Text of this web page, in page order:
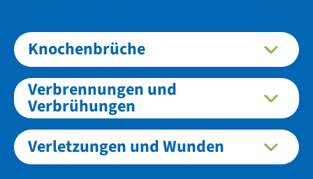
Knochenbrüche
Verbrennungen und
Verbrühungen
Verletzungen und Wunden